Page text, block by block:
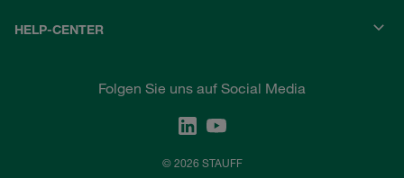
HELP-CENTER
Folgen Sie uns auf Social Media
© 2026 STAUFF